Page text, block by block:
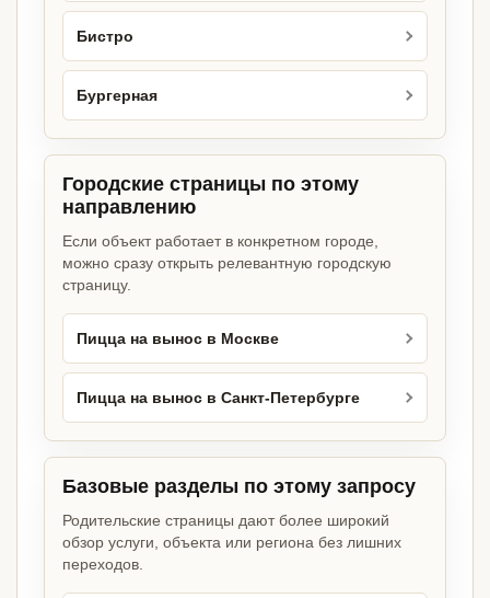
Бистро
Бургерная
Городские страницы по этому
направлению
Если объект работает в конкретном городе,
можно сразу открыть релевантную городскую
страницу.
Пицца на вынос в Москве
Пицца на вынос в Санкт-Петербурге
Базовые разделы по этому запросу
Родительские страницы дают более широкий
обзор услуги, объекта или региона без лишних
переходов.